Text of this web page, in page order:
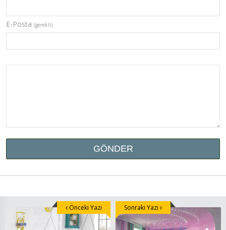
E-Posta (gerekli)
Önceki Yazı Sonraki Yazı